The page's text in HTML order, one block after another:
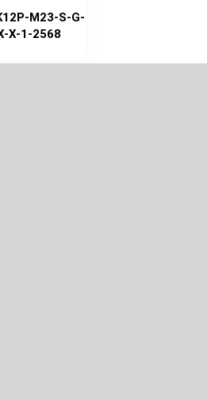
M23-S-G-
X-1-2568